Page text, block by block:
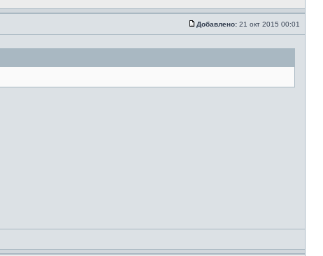
Добавлено: 21 окт 2015 00:01